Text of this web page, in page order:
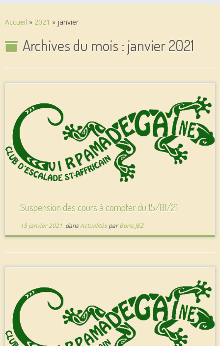
Accueil » 2021 » janvier
Archives du mois : janvier 2021
Suspension des cours à compter du 15/01/21
15 janvier 2021 dansActualités parBoris JEZ